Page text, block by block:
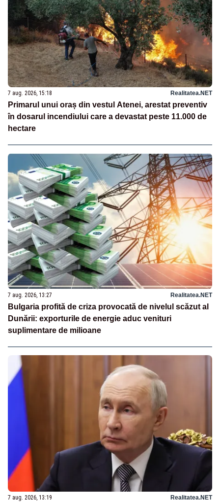
7 aug. 2026, 15:18 Realitatea.NET
Primarul unui oraș din vestul Atenei, arestat preventiv
în dosarul incendiului care a devastat peste 11.000 de
hectare
7 aug. 2026, 13:27 Realitatea.NET
Bulgaria profită de criza provocată de nivelul scăzut al
Dunării: exporturile de energie aduc venituri
suplimentare de milioane
7 aug. 2026, 13:19 Realitatea.NET